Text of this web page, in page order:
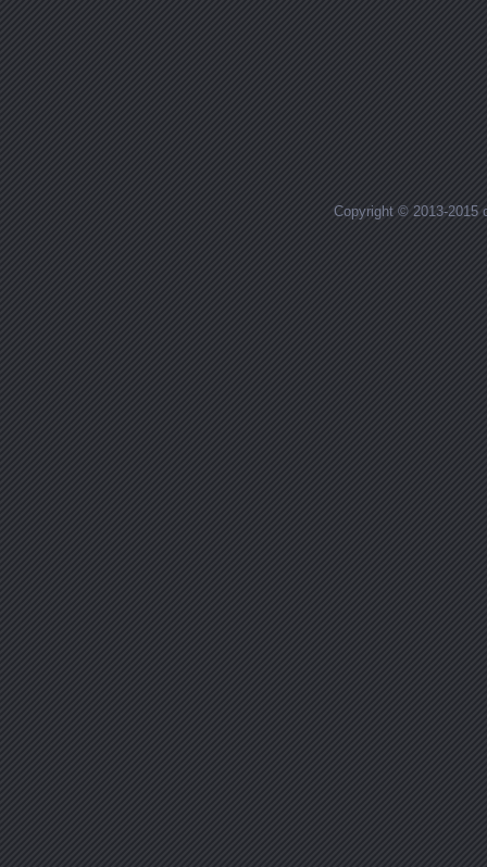
Copyright © 2013-2015